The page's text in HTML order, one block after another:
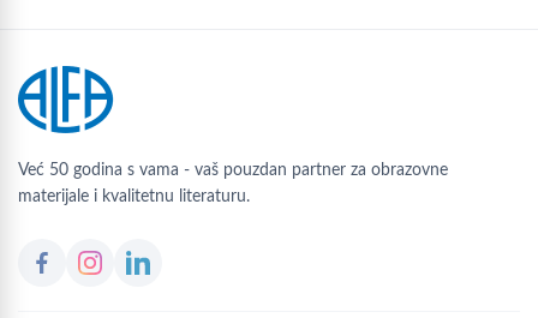
Već 50 godina s vama - vaš pouzdan partner za obrazovne
materijale i kvalitetnu literaturu.